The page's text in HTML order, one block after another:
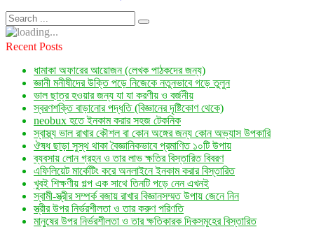
Recent Posts
ধামাকা অফারের আয়োজন (লেখক পাঠকদের জন্য)
জ্ঞানী মনীষীদের উক্তি পড়ে নিজেকে নতুনভাবে গড়ে তুলুন
ভাল ছাত্র হওয়ার জন্য যা যা করণীয় ও বর্জনীয়
স্বরণশক্তি বাড়ানোর পদ্ধতি (বিজ্ঞানের দৃষ্টিকোণ থেকে)
neobux হতে ইনকাম করার সহজ টেকনিক
স্বাস্থ্য ভাল রাখার কৌশল বা কোন অঙ্গের জন্য কোন অভ্যাস উপকারি
ঔষধ ছাড়া সুস্থ থাকা বৈজ্ঞানিকভাবে প্রমাণিত ১০টি উপায়
ব্যবসায় লোন গ্রহন ও তার লাভ ক্ষতির বিস্তারিত বিবরণ
এফিলিয়েট মার্কেটিং করে অনলাইনে ইনকাম করার বিস্তারিত
খুবই শিক্ষণীয় গল্প এক সাথে তিনটি পড়ে নেন এখনই
স্বামী-স্ত্রীর সম্পর্ক বজায় রাখার বিজ্ঞানসম্মত উপায় জেনে নিন
স্ত্রীর উপর নির্ভরশীলতা ও তার করুণ পরিণতি
মানুষের উপর নির্ভরশীলতা ও তার ক্ষতিকারক দিকসমূহের বিস্তারিত